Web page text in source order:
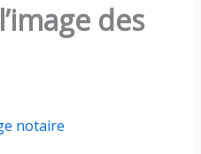
des